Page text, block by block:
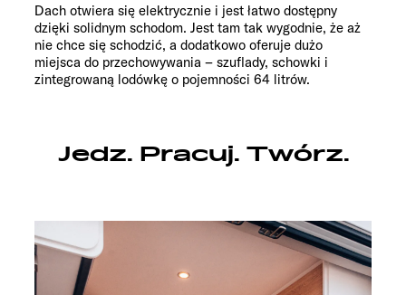
Dach otwiera się elektrycznie i jest łatwo dostępny
dzięki solidnym schodom. Jest tam tak wygodnie, że aż
nie chce się schodzić, a dodatkowo oferuje dużo
miejsca do przechowywania – szuflady, schowki i
zintegrowaną lodówkę o pojemności 64 litrów.
Jedz. Pracuj. Twórz.